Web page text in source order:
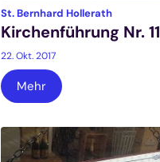
St. Bernhard Hollerath:
Kirchenführung Nr. 11
22. Okt. 2017
Mehr